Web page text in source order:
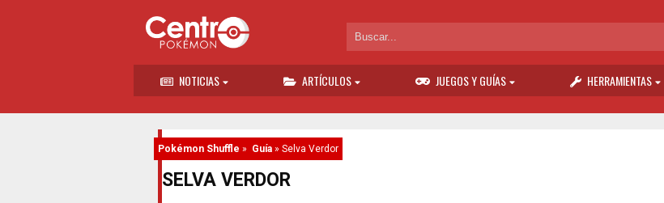
NOTICIAS ARTÍCULOS JUEGOS Y GUÍAS HERRAMIENTAS
Pokémon Shuffle » Guía» Selva Verdor
SELVA VERDOR